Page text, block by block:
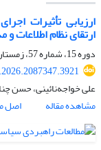
ارزیابی تأثیرات
ارتقای نظام اطلاعات
دوره 15، شماره 57، زمستان 1404، صفحه
علی خواجه‌نائینی، حسن
مشاهده مقاله
اصل